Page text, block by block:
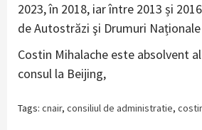
2023, în 2018, iar între 2013 și
de Autostrăzi şi Drumuri
Costin Mihalache este absolvent
consul la Beijing,
Tags: cnair, consiliul de administratie,